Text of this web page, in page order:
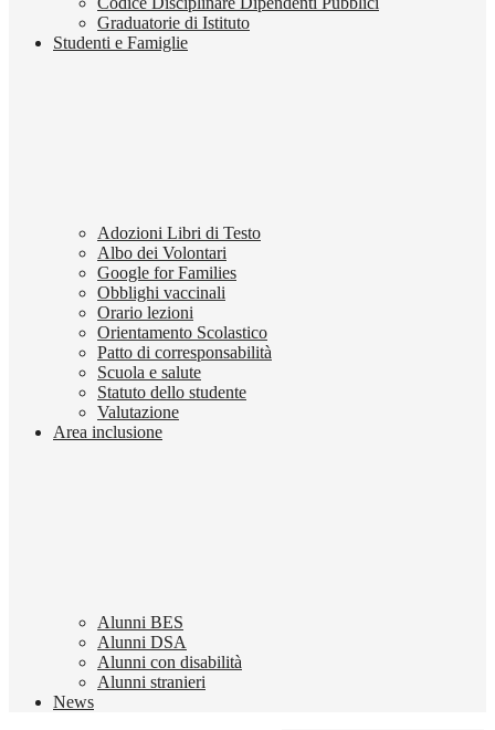
Graduatorie di Istituto
Studenti e Famiglie
Adozioni Libri di Testo
Albo dei Volontari
Google for Families
Obblighi vaccinali
Orario lezioni
Orientamento Scolastico
Patto di corresponsabilità
Scuola e salute
Statuto dello studente
Valutazione
Area inclusione
Alunni BES
Alunni DSA
Alunni con disabilità
Alunni stranieri
News